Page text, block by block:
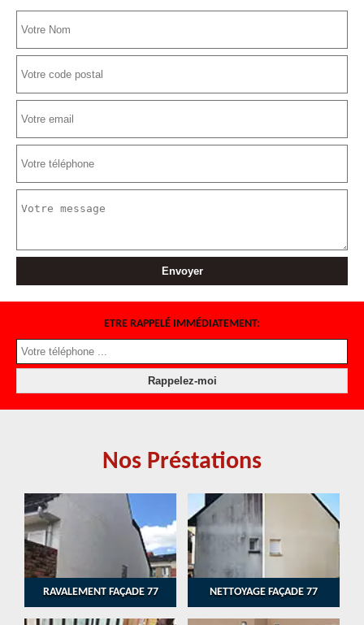
ETRE RAPPELÉ IMMÉDIATEMENT:
Nos Préstations
RAVALEMENT FAÇADE 77 NETTOYAGE FAÇADE 77